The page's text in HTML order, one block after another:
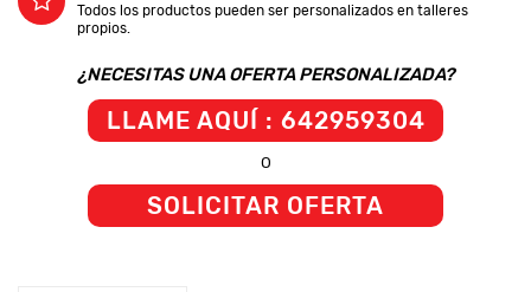
Todos los productos pueden ser personalizados en talleres
propios.
¿NECESITAS UNA OFERTA PERSONALIZADA?
LLAME AQUÍ : 642959304
O
SOLICITAR OFERTA